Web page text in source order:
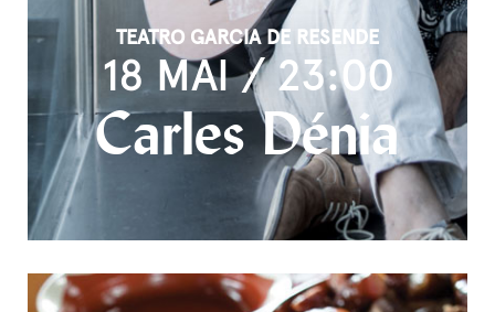
TEATRO GARCIA DE RESENDE
18 MAI / 23:00
Carles Dénia